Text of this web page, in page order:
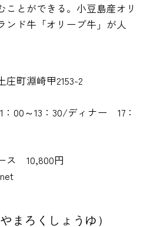
とができる。小豆島産オリ
ンド牛「オリーブ牛」が人
庄町淵崎甲2153-2
00～13：30/ディナー 17：
ス 10,800円
まろくしょうゆ）